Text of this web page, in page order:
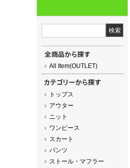
All Item(OUTLET)
トップス
アウター
ニット
ワンピース
スカート
パンツ
ストール・マフラー